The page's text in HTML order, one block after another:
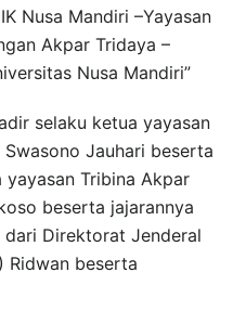
Nusa Mandiri –Yayasan
Akpar Tridaya –
Nusa Mandiri”
selaku ketua yayasan
Jauhari beserta
Tribina Akpar
beserta jajarannya
Direktorat Jenderal
Ridwan beserta